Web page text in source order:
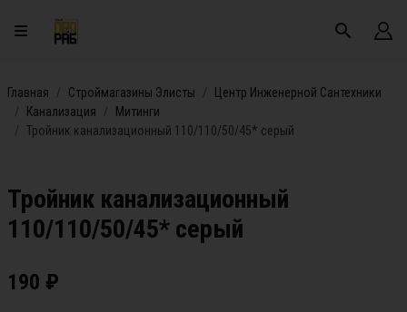
Главная Строймагазины Элисты
Центр Инженерной Сантехники
Канализация
Митинги
Тройник канализационный 110/110/50/45* серый
Тройник канализационный
110/110/50/45* серый
190 ₽